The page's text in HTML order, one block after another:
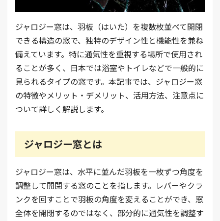
ジャロジー窓は、羽板（はいた）を複数枚並べて開閉
できる構造の窓で、独特のデザイン性と機能性を兼ね
備えています。特に通気性を重視する場所で使用され
ることが多く、日本では浴室やトイレなどで一般的に
見られるタイプの窓です。本記事では、ジャロジー窓
の特徴やメリット・デメリット、活用方法、注意点に
ついて詳しく解説します。
ジャロジー窓とは
ジャロジー窓は、水平に並んだ羽板を一枚ずつ角度を
調整して開閉する窓のことを指します。レバーやクラ
ンクを回すことで羽板の角度を変えることができ、窓
全体を開閉するのではなく、部分的に通気性を調整す